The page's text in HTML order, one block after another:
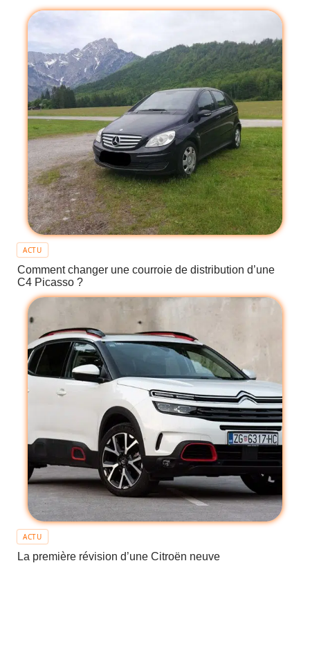
ACTU
Comment changer une courroie de distribution d’une
C4 Picasso ?
ACTU
La première révision d’une Citroën neuve